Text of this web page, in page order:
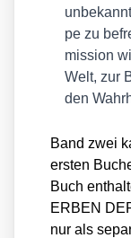
pe zu
mis­si­on
Welt, zur
den
Band zwei
ers­ten
Buch
ERBEN
nur als